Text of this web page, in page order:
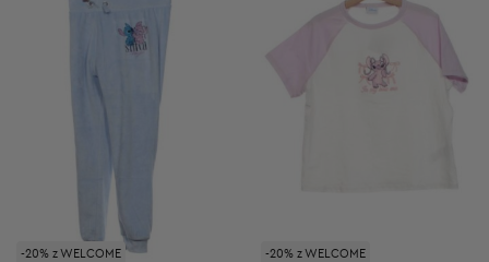
-20% z WELCOME -20% z WELCOME